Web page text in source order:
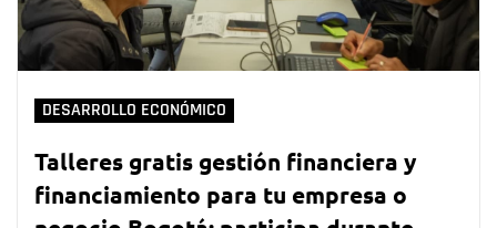
DESARROLLO ECONÓMICO
Talleres gratis gestión financiera y
financiamiento para tu empresa o